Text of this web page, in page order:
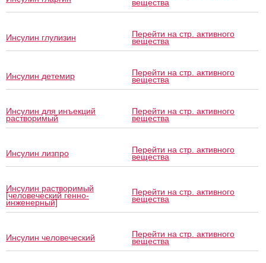
вещества
Инсулин глулизин Перейти на стр. активного
вещества
Инсулин детемир Перейти на стр. активного
вещества
Инсулин для инъекций
растворимый
Перейти на стр. активного
вещества
Инсулин лизпро Перейти на стр. активного
вещества
Инсулин растворимый
[человеческий генно-
инженерный]
Перейти на стр. активного
вещества
Инсулин человеческий Перейти на стр. активного
вещества